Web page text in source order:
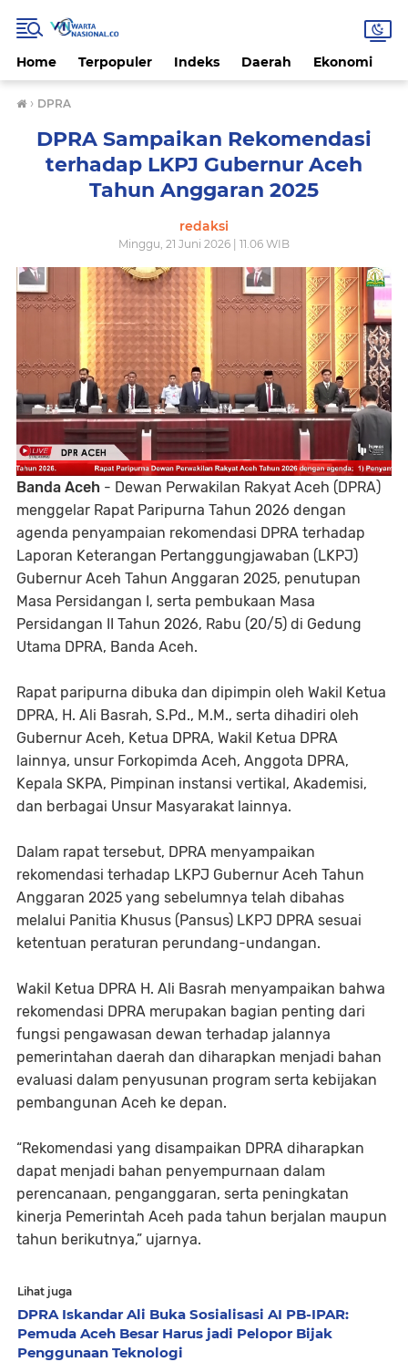
Home Terpopuler Indeks Daerah Ekonomi
› DPRA
DPRA Sampaikan Rekomendasi
terhadap LKPJ Gubernur Aceh
Tahun Anggaran 2025
redaksi
Minggu, 21 Juni 2026 | 11.06 WIB
Banda Aceh - Dewan Perwakilan Rakyat Aceh (DPRA)
menggelar Rapat Paripurna Tahun 2026 dengan
agenda penyampaian rekomendasi DPRA terhadap
Laporan Keterangan Pertanggungjawaban (LKPJ)
Gubernur Aceh Tahun Anggaran 2025, penutupan
Masa Persidangan I, serta pembukaan Masa
Persidangan II Tahun 2026, Rabu (20/5) di Gedung
Utama DPRA, Banda Aceh.
Rapat paripurna dibuka dan dipimpin oleh Wakil Ketua
DPRA, H. Ali Basrah, S.Pd., M.M., serta dihadiri oleh
Gubernur Aceh, Ketua DPRA, Wakil Ketua DPRA
lainnya, unsur Forkopimda Aceh, Anggota DPRA,
Kepala SKPA, Pimpinan instansi vertikal, Akademisi,
dan berbagai Unsur Masyarakat lainnya.
Dalam rapat tersebut, DPRA menyampaikan
rekomendasi terhadap LKPJ Gubernur Aceh Tahun
Anggaran 2025 yang sebelumnya telah dibahas
melalui Panitia Khusus (Pansus) LKPJ DPRA sesuai
ketentuan peraturan perundang-undangan.
Wakil Ketua DPRA H. Ali Basrah menyampaikan bahwa
rekomendasi DPRA merupakan bagian penting dari
fungsi pengawasan dewan terhadap jalannya
pemerintahan daerah dan diharapkan menjadi bahan
evaluasi dalam penyusunan program serta kebijakan
pembangunan Aceh ke depan.
“Rekomendasi yang disampaikan DPRA diharapkan
dapat menjadi bahan penyempurnaan dalam
perencanaan, penganggaran, serta peningkatan
kinerja Pemerintah Aceh pada tahun berjalan maupun
tahun berikutnya,” ujarnya.
Lihat juga
DPRA Iskandar Ali Buka Sosialisasi AI PB-IPAR:
Pemuda Aceh Besar Harus jadi Pelopor Bijak
Penggunaan Teknologi